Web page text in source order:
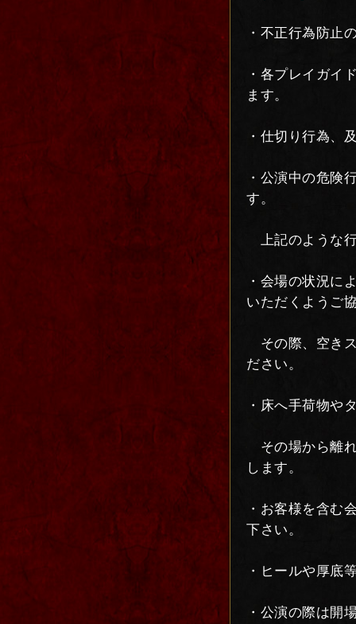
・不正行為防止
・各プレイガイ
ます。
・仕切り行為、
・公演中の危険
す。
上記のような
・会場の状況に
いただくようご
その際、空き
ださい。
・床へ手荷物や
その場から離
します。
・お客様を含む
下さい。
・ヒールや厚底
・公演の際は開